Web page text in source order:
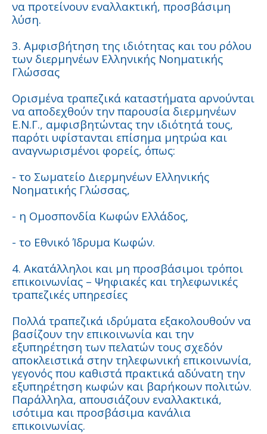
να προτείνουν εναλλακτική, προσβάσιμη
λύση.
3. Αμφισβήτηση της ιδιότητας και του ρόλου
των διερμηνέων Ελληνικής Νοηματικής
Γλώσσας
Ορισμένα τραπεζικά καταστήματα αρνούνται
να αποδεχθούν την παρουσία διερμηνέων
Ε.Ν.Γ., αμφισβητώντας την ιδιότητά τους,
παρότι υφίστανται επίσημα μητρώα και
αναγνωρισμένοι φορείς, όπως:
- το Σωματείο Διερμηνέων Ελληνικής
Νοηματικής Γλώσσας,
- η Ομοσπονδία Κωφών Ελλάδος,
- το Εθνικό Ίδρυμα Κωφών.
4. Ακατάλληλοι και μη προσβάσιμοι τρόποι
επικοινωνίας – Ψηφιακές και τηλεφωνικές
τραπεζικές υπηρεσίες
Πολλά τραπεζικά ιδρύματα εξακολουθούν να
βασίζουν την επικοινωνία και την
εξυπηρέτηση των πελατών τους σχεδόν
αποκλειστικά στην τηλεφωνική επικοινωνία,
γεγονός που καθιστά πρακτικά αδύνατη την
εξυπηρέτηση κωφών και βαρήκοων πολιτών.
Παράλληλα, απουσιάζουν εναλλακτικά,
ισότιμα και προσβάσιμα κανάλια
επικοινωνίας.